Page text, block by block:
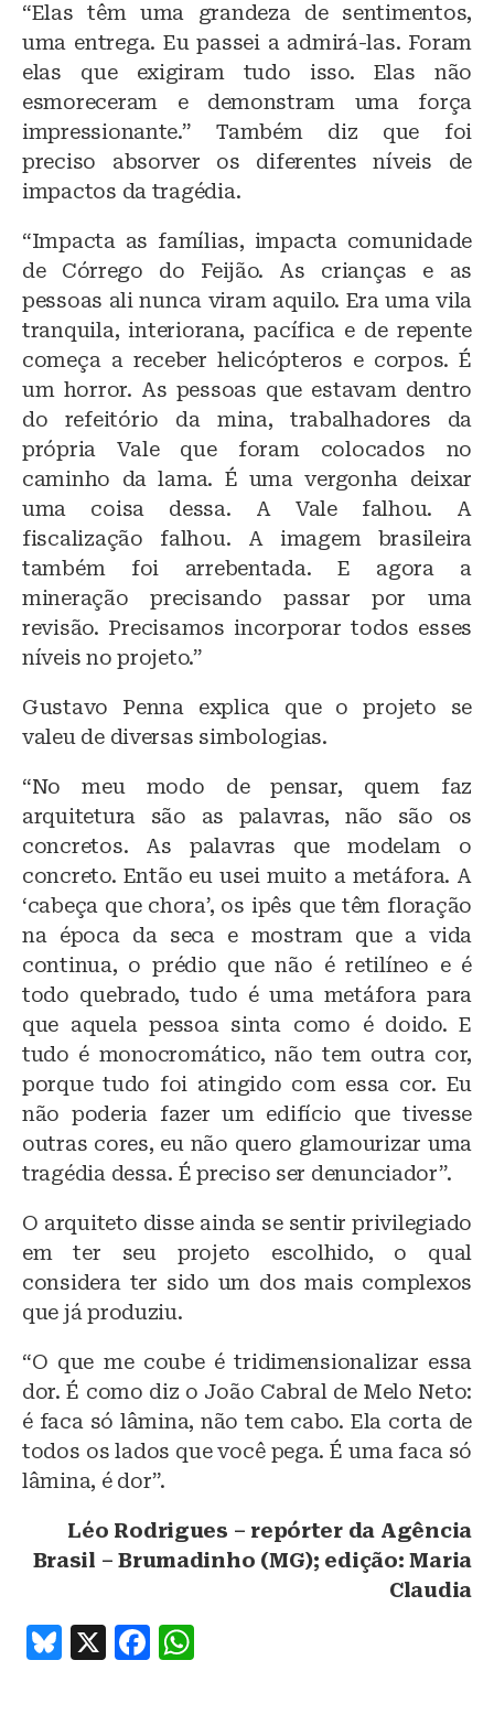
“Elas têm uma grandeza de sentimentos,
uma entrega. Eu passei a admirá-las. Foram
elas que exigiram tudo isso. Elas não
esmoreceram e demonstram uma força
impressionante.” Também diz que foi
preciso absorver os diferentes níveis de
impactos da tragédia.
“Impacta as famílias, impacta comunidade
de Córrego do Feijão. As crianças e as
pessoas ali nunca viram aquilo. Era uma vila
tranquila, interiorana, pacífica e de repente
começa a receber helicópteros e corpos. É
um horror. As pessoas que estavam dentro
do refeitório da mina, trabalhadores da
própria Vale que foram colocados no
caminho da lama. É uma vergonha deixar
uma coisa dessa. A Vale falhou. A
fiscalização falhou. A imagem brasileira
também foi arrebentada. E agora a
mineração precisando passar por uma
revisão. Precisamos incorporar todos esses
níveis no projeto.”
Gustavo Penna explica que o projeto se
valeu de diversas simbologias.
“No meu modo de pensar, quem faz
arquitetura são as palavras, não são os
concretos. As palavras que modelam o
concreto. Então eu usei muito a metáfora. A
‘cabeça que chora’, os ipês que têm floração
na época da seca e mostram que a vida
continua, o prédio que não é retilíneo e é
todo quebrado, tudo é uma metáfora para
que aquela pessoa sinta como é doido. E
tudo é monocromático, não tem outra cor,
porque tudo foi atingido com essa cor. Eu
não poderia fazer um edifício que tivesse
outras cores, eu não quero glamourizar uma
tragédia dessa. É preciso ser denunciador”.
O arquiteto disse ainda se sentir privilegiado
em ter seu projeto escolhido, o qual
considera ter sido um dos mais complexos
que já produziu.
“O que me coube é tridimensionalizar essa
dor. É como diz o João Cabral de Melo Neto:
é faca só lâmina, não tem cabo. Ela corta de
todos os lados que você pega. É uma faca só
lâmina, é dor”.
Léo Rodrigues – repórter da Agência
Brasil – Brumadinho (MG); edição: Maria
Claudia
B
X
F